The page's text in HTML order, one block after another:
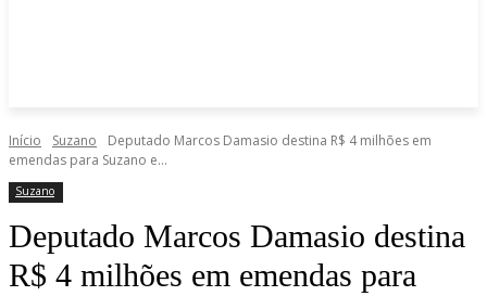
Início Suzano
Deputado Marcos Damasio destina R$ 4 milhões em
emendas para Suzano e...
Suzano
Deputado Marcos Damasio destina
R$ 4 milhões em emendas para